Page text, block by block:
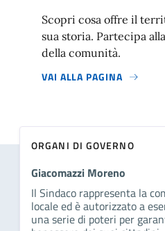
Scopri cosa offre il
sua storia. Partecipa
della comunità.
VAI ALLA PAGINA
ORGANI DI GOVERNO
Giacomazzi Moreno
Il Sindaco rappresenta la
locale ed è autorizzato a
una serie di poteri per